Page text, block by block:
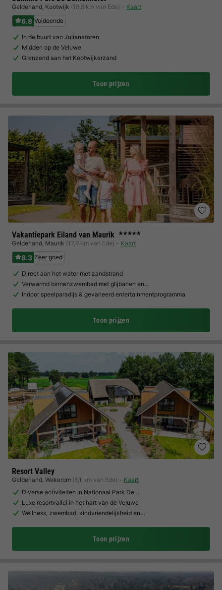
Gelderland, Kootwijk (18,8 km van Ede) Kaart
6.8 Voldoende
In de buurt van Julianatoren
Midden op de Veluwe
Grenzend aan het Kootwijkerzand
Toon prijzen
Vakantiepark Eiland van Maurik ★★★★★
Gelderland, Maurik (17,6 km van Ede) Kaart
8.3 Zeer goed
Direct aan het water met zandstrand
Verwarmd binnenzwembad met glijbanen en…
Indoor speelparadijs & gevarieerd entertainmentprogramma
Toon prijzen
Resort Valley
Gelderland, Wekerom (8,1 km van Ede)
Kaart
Diverse activiteiten in Nationaal Park De…
Luxe resortvallei in het hart van de Veluwe
Wellness, zwembad, kindvriendelijkheid en…
Toon prijzen